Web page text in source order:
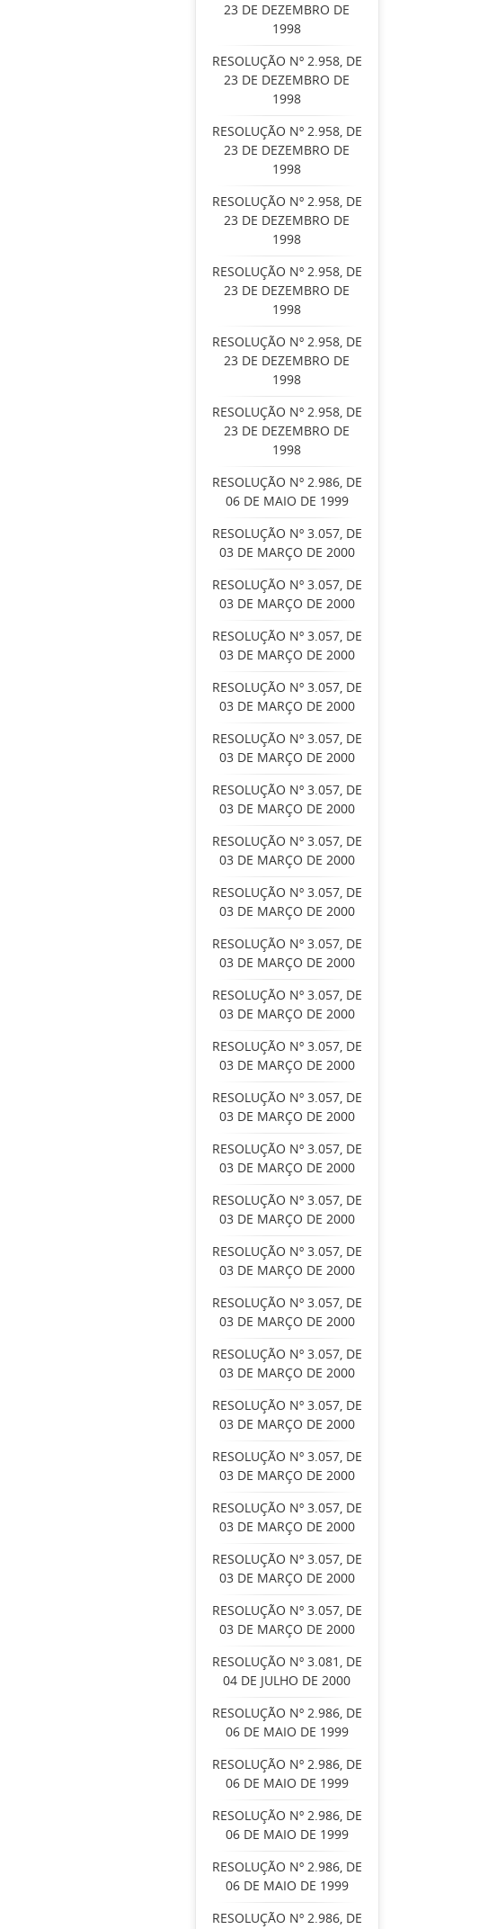
23 DE DEZEMBRO DE
1998
RESOLUÇÃO Nº 2.958, DE
23 DE DEZEMBRO DE
1998
RESOLUÇÃO Nº 2.958, DE
23 DE DEZEMBRO DE
1998
RESOLUÇÃO Nº 2.958, DE
23 DE DEZEMBRO DE
1998
RESOLUÇÃO Nº 2.958, DE
23 DE DEZEMBRO DE
1998
RESOLUÇÃO Nº 2.958, DE
23 DE DEZEMBRO DE
1998
RESOLUÇÃO Nº 2.958, DE
23 DE DEZEMBRO DE
1998
RESOLUÇÃO Nº 2.986, DE
06 DE MAIO DE 1999
RESOLUÇÃO Nº 3.057, DE
03 DE MARÇO DE 2000
RESOLUÇÃO Nº 3.057, DE
03 DE MARÇO DE 2000
RESOLUÇÃO Nº 3.057, DE
03 DE MARÇO DE 2000
RESOLUÇÃO Nº 3.057, DE
03 DE MARÇO DE 2000
RESOLUÇÃO Nº 3.057, DE
03 DE MARÇO DE 2000
RESOLUÇÃO Nº 3.057, DE
03 DE MARÇO DE 2000
RESOLUÇÃO Nº 3.057, DE
03 DE MARÇO DE 2000
RESOLUÇÃO Nº 3.057, DE
03 DE MARÇO DE 2000
RESOLUÇÃO Nº 3.057, DE
03 DE MARÇO DE 2000
RESOLUÇÃO Nº 3.057, DE
03 DE MARÇO DE 2000
RESOLUÇÃO Nº 3.057, DE
03 DE MARÇO DE 2000
RESOLUÇÃO Nº 3.057, DE
03 DE MARÇO DE 2000
RESOLUÇÃO Nº 3.057, DE
03 DE MARÇO DE 2000
RESOLUÇÃO Nº 3.057, DE
03 DE MARÇO DE 2000
RESOLUÇÃO Nº 3.057, DE
03 DE MARÇO DE 2000
RESOLUÇÃO Nº 3.057, DE
03 DE MARÇO DE 2000
RESOLUÇÃO Nº 3.057, DE
03 DE MARÇO DE 2000
RESOLUÇÃO Nº 3.057, DE
03 DE MARÇO DE 2000
RESOLUÇÃO Nº 3.057, DE
03 DE MARÇO DE 2000
RESOLUÇÃO Nº 3.057, DE
03 DE MARÇO DE 2000
RESOLUÇÃO Nº 3.057, DE
03 DE MARÇO DE 2000
RESOLUÇÃO Nº 3.057, DE
03 DE MARÇO DE 2000
RESOLUÇÃO Nº 3.081, DE
04 DE JULHO DE 2000
RESOLUÇÃO Nº 2.986, DE
06 DE MAIO DE 1999
RESOLUÇÃO Nº 2.986, DE
06 DE MAIO DE 1999
RESOLUÇÃO Nº 2.986, DE
06 DE MAIO DE 1999
RESOLUÇÃO Nº 2.986, DE
06 DE MAIO DE 1999
RESOLUÇÃO Nº 2.986, DE